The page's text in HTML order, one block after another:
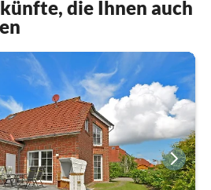
die Ihnen auch